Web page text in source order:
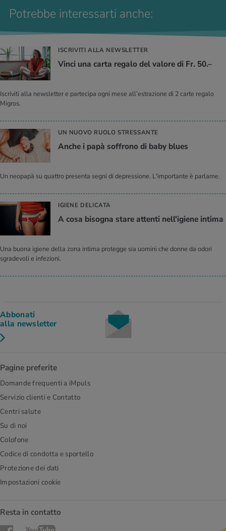
Potrebbe interessarti anche:
ISCRIVITI ALLA NEWSLETTER
Vinci una carta regalo del valore di Fr. 50.–
Iscriviti alla newsletter e partecipa ogni mese all’estrazione di 2 carte regalo
Migros.
UN NUOVO RUOLO STRESSANTE
Anche i papà soffrono di baby blues
Un neopapà su quattro presenta segni di depressione. L'importante è parlarne.
IGIENE DELICATA
A cosa bisogna stare attenti nell'igiene intima
Una buona igiene della zona intima protegge sia uomini che donne da odori
sgradevoli e infezioni.
Abbonati
alla newsletter
Pagine preferite
Domande frequenti a iMpuls
Servizio clienti e Contatto
Centri salute
Su di noi
Colofone
Codice di condotta e sportello
Protezione dei dati
Impostazioni cookie
Resta in contatto
FacebookYouTube